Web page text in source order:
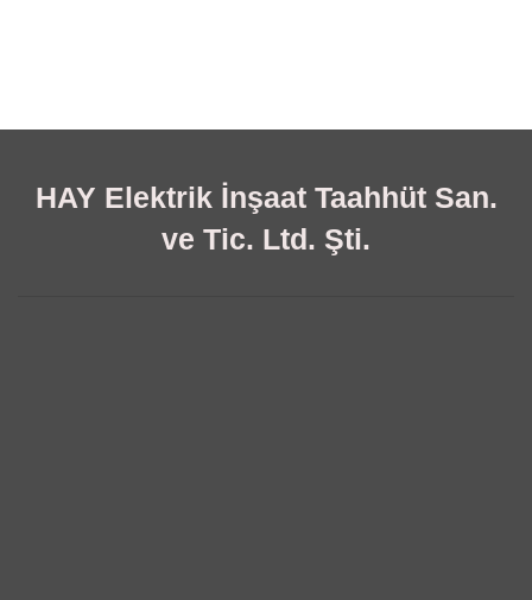
HAY Elektrik İnşaat Taahhüt San.
ve Tic. Ltd. Şti.